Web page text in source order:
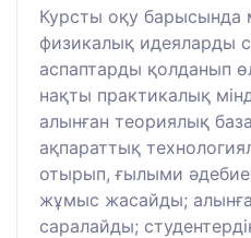
Курсты оқу барысында
физикалық идеяларды
аспаптарды қолданып
нақты практикалық
алынған теориялық
ақпараттық
отырып, ғылыми
жұмыс жасайды;
саралайды;